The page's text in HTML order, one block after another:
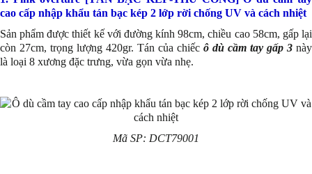
cao cấp nhập khẩu tán bạc kép 2 lớp rời chống UV và cách nhiệt
Sản phẩm được thiết kế với đường kính 98cm, chiều cao 58cm, gấp lại
còn 27cm, trọng lượng 420gr. Tán của chiếc ô dù cầm tay gấp 3 này
là loại 8 xương đặc trưng, vừa gọn vừa nhẹ.
Mã SP: DCT79001